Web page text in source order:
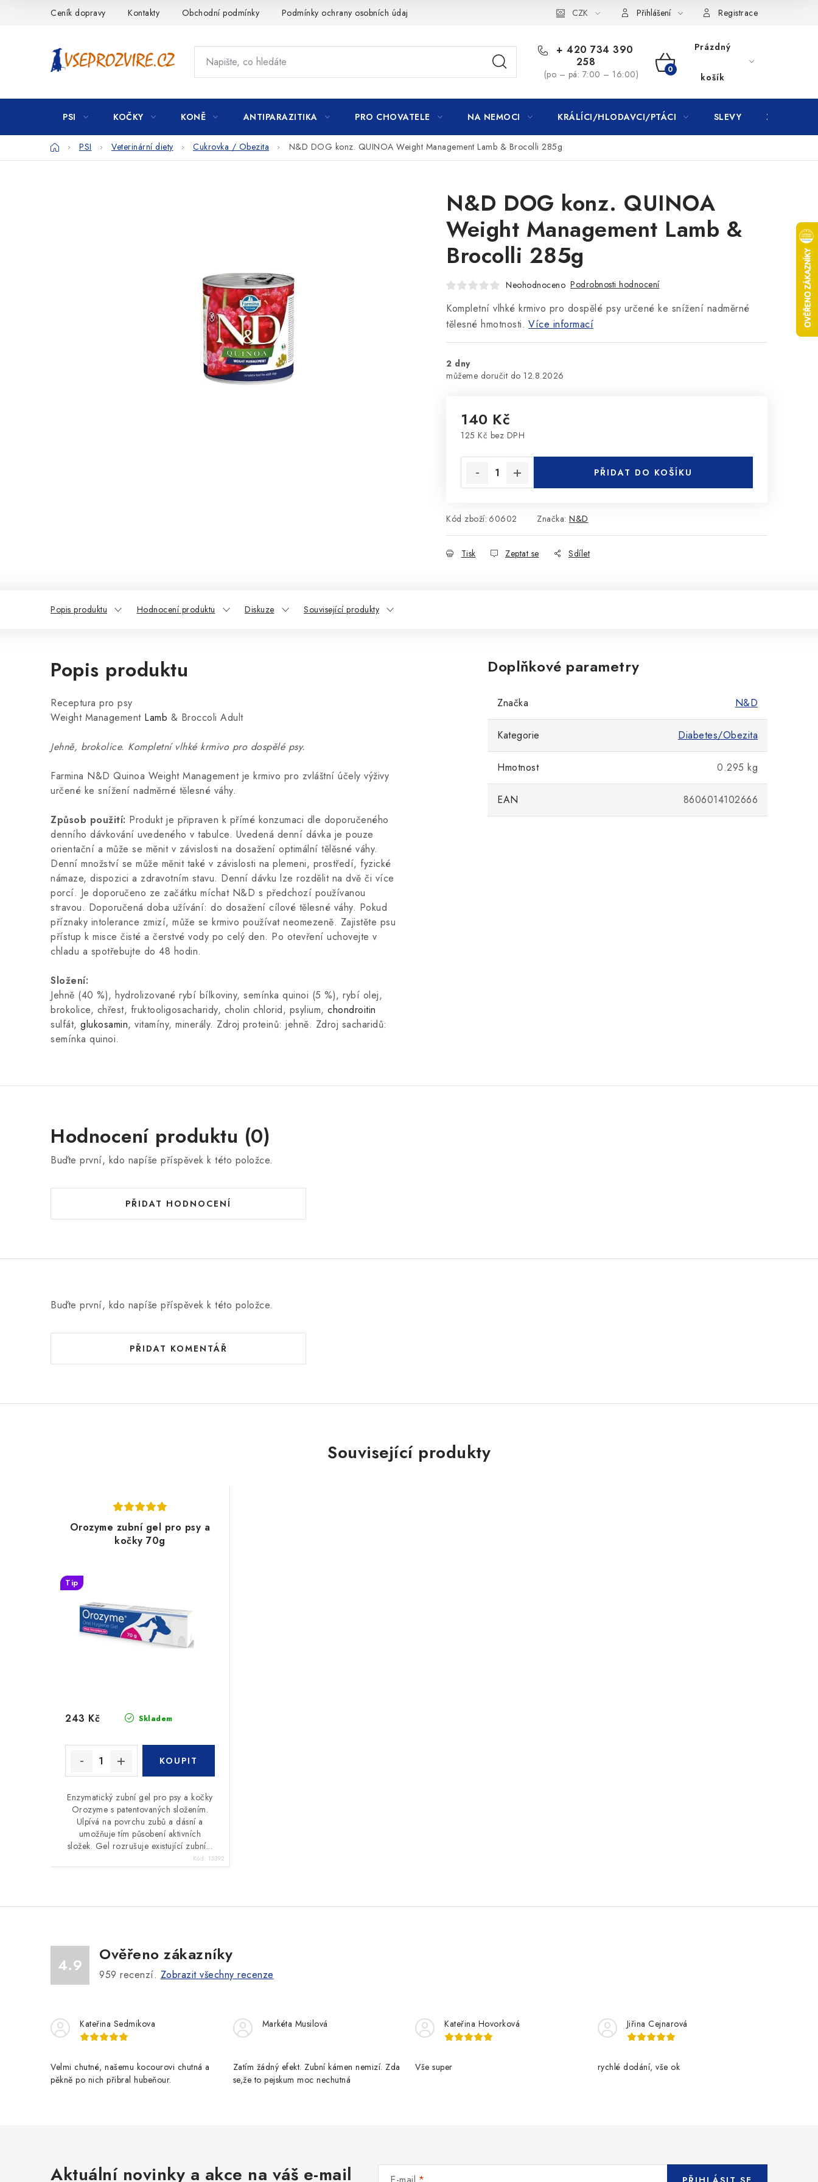
Ceník dopravy Kontakty Obchodní podmínky Podmínky ochrany osobních údajů CZK Přihlášení Registrace
+ 420 734 390
258
(po – pá: 7:00 – 16:00)
NÁKUPNÍ
KOŠÍK
Prázdný
košík
PSI KOČKY KONĚ ANTIPARAZITIKA PRO CHOVATELE NA NEMOCI KRÁLÍCI/HLODAVCI/PTÁCI SLEVY ZNAČKY
DomůPSI Veterinární diety Cukrovka / Obezita N&D DOG konz. QUINOA Weight Management Lamb & Brocolli 285g
N&D DOG konz. QUINOA
Weight Management Lamb &
Brocolli 285g
Neohodnoceno Podrobnosti hodnocení
Kompletní vlhké krmivo pro dospělé psy určené ke snížení nadměrné
tělesné hmotnosti. Více informací
2 dny
12.8.2026
140 Kč
125 Kč bez DPH
PŘIDAT DO KOŠÍKU
Kód zboží: 60602 Značka: N&D
Tisk Zeptat se Sdílet
Popis produktu Hodnocení produktu Diskuze Související produkty
Popis produktu
Receptura pro psy
Weight Management Lamb & Broccoli Adult
Jehně, brokolice. Kompletní vlhké krmivo pro dospělé psy.
Farmina N&D Quinoa Weight Management je krmivo pro zvláštní účely výživy
určené ke snížení nadměrné tělesné váhy.
Způsob použití: Produkt je připraven k přímé konzumaci dle doporučeného
denního dávkování uvedeného v tabulce. Uvedená denní dávka je pouze
orientační a může se měnit v závislosti na dosažení optimální tělěsné váhy.
Denní množství se může měnit také v závislosti na plemeni, prostředí, fyzické
námaze, dispozici a zdravotním stavu. Denní dávku lze rozdělit na dvě či více
porcí. Je doporučeno ze začátku míchat N&D s předchozí používanou
stravou. Doporučená doba užívání: do dosažení cílové tělesné váhy. Pokud
příznaky intolerance zmizí, může se krmivo používat neomezeně. Zajistěte psu
přístup k misce čisté a čerstvé vody po celý den. Po otevření uchovejte v
chladu a spotřebujte do 48 hodin.
Složení:
Jehně (40 %), hydrolizované rybí bílkoviny, semínka quinoi (5 %), rybí olej,
brokolice, chřest, fruktooligosacharidy, cholin chlorid, psylium, chondroitin
sulfát, glukosamin, vitamíny, minerály. Zdroj proteinů: jehně. Zdroj sacharidů:
semínka quinoi.
Doplňkové parametry
Značka N&D
Kategorie Diabetes/Obezita
Hmotnost 0.295 kg
EAN 8606014102666
Hodnocení produktu (0)
Buďte první, kdo napíše příspěvek k této položce.
PŘIDAT HODNOCENÍ
Buďte první, kdo napíše příspěvek k této položce.
PŘIDAT KOMENTÁŘ
Související produkty
Orozyme zubní gel pro psy a
kočky 70g
Tip
Skladem
243 Kč
Enzymatický zubní gel pro psy a kočky
Orozyme s patentovaných složením.
Ulpívá na povrchu zubů a dásní a
umožňuje tím působení aktivních
složek. Gel rozrušuje existující zubní...
Kód: 15392
4.9
Ověřeno zákazníky
959 recenzí. Zobrazit všechny recenze
Kateřina Sedmikova
Velmi chutné, našemu kocourovi chutná a
pěkně po nich přibral hubeňour.
Markéta Musilová
Zatím žádný efekt. Zubní kámen nemizí. Zda
se,že to pejskum moc nechutná
Kateřina Hovorková
Vše super
Jiřina Cejnarová
rychlé dodání, vše ok
Aktuální novinky a akce na váš e-mail